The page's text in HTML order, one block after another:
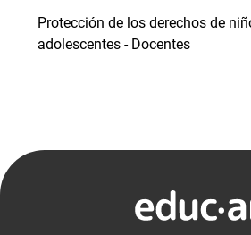
Protección de los derechos de
adolescentes - Docentes